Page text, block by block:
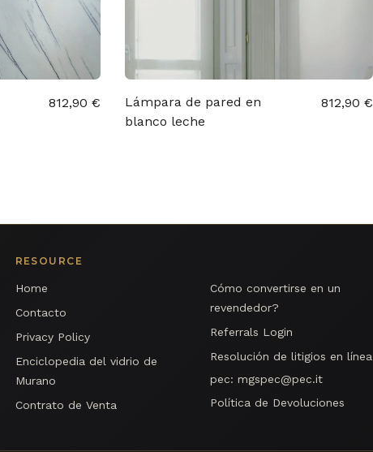
812,90 €
Lámpara de pared en
blanco leche
812,90 €
RESOURCE
Home
Contacto
Privacy Policy
Enciclopedia del vidrio de
Murano
Contrato de Venta
Cómo convertirse en un
revendedor?
Referrals Login
Resolución de litigios en línea
pec: mgspec@pec.it
Política de Devoluciones